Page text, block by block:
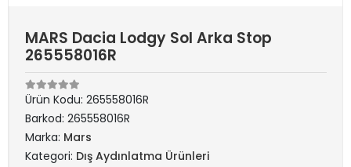
MARS Dacia Lodgy Sol Arka Stop
265558016R
Ürün Kodu: 265558016R
Barkod: 265558016R
Marka: Mars
Kategori: Dış Aydınlatma Ürünleri